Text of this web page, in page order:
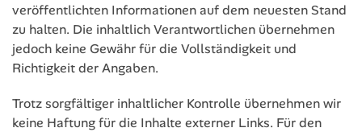
veröffentlichten Informationen auf dem neuesten Stand
zu halten. Die inhaltlich Verantwortlichen übernehmen
jedoch keine Gewähr für die Vollständigkeit und
Richtigkeit der Angaben.
Trotz sorgfältiger inhaltlicher Kontrolle übernehmen wir
keine Haftung für die Inhalte externer Links. Für den